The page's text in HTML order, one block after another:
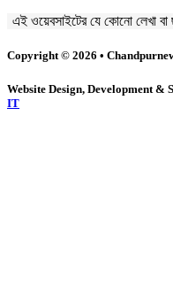
এই ওয়েবসাইটের যে কোনো লেখা বা
Copyright © 2026 •
Website Design, Development &
IT